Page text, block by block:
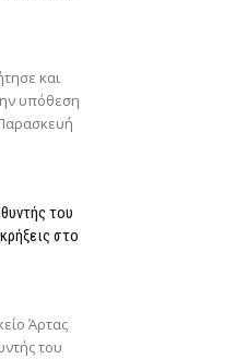
και
υπόθεση
του
στο
Άρτας
του